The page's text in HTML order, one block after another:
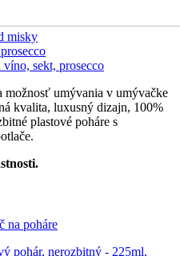
misky
sekt, prosecco
možnosť umývania v umývačke
kvalita, luxusný dizajn, 100%
plastové poháre s
na poháre